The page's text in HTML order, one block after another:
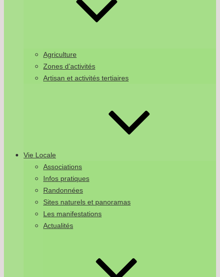
Agriculture
Zones d’activités
Artisan et activités tertiaires
Vie Locale
Associations
Infos pratiques
Randonnées
Sites naturels et panoramas
Les manifestations
Actualités